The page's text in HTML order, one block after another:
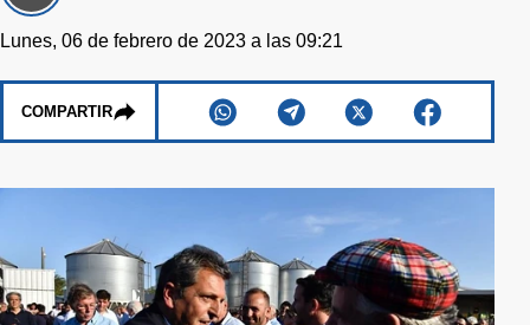
Lunes, 06 de febrero de 2023 a las 09:21
COMPARTIR